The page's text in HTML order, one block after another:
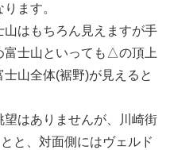
ます。
はもちろん見えますが手
富士山といっても△の頂上
山全体(裾野)が見えると
はありませんが、川崎街
と、対面側にはヴェルド